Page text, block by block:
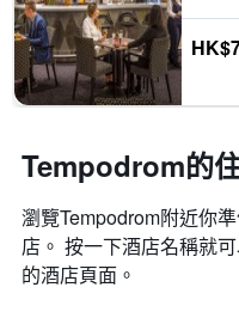
Tempodrom的
瀏覽Tempodrom​附近你
店。 按一下酒店名稱就
的酒店頁面。